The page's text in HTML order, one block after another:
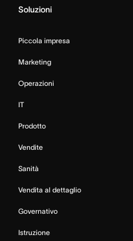
Soluzioni
Piccola impresa
Marketing
Operazioni
IT
Prodotto
Vendite
Sanità
Vendita al dettaglio
Governativo
Istruzione